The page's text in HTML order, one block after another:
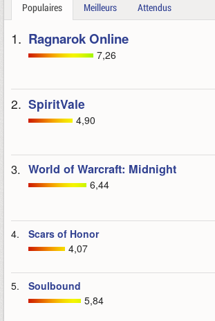
Populaires Meilleurs Attendus
1. Ragnarok Online
7,26
2. SpiritVale
4,90
3. World of Warcraft: Midnight
6,44
4.
Scars of Honor
4,07
5.
Soulbound
5,84